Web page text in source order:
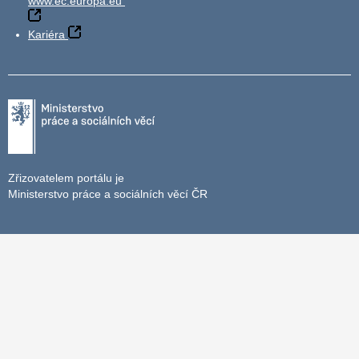
Kariéra
Zřizovatelem portálu je
Ministerstvo práce a sociálních věcí ČR